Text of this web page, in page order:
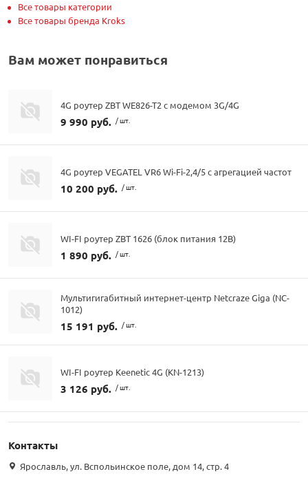
Все товары категории
Все товары бренда Kroks
Вам может понравиться
4G роутер ZBT WE826-T2 с модемом 3G/4G
9 990 руб. / шт.
4G роутер VEGATEL VR6 Wi-Fi-2,4/5 с агрегацией частот
10 200 руб. / шт.
WI-FI роутер ZBT 1626 (блок питания 12В)
1 890 руб. / шт.
Мультигигабитный интернет-центр Netcraze Giga (NC-
1012)
15 191 руб. / шт.
WI-FI роутер Keenetic 4G (KN-1213)
3 126 руб. / шт.
Контакты
Ярославль, ул. Вспольинское поле, дом 14, стр. 4